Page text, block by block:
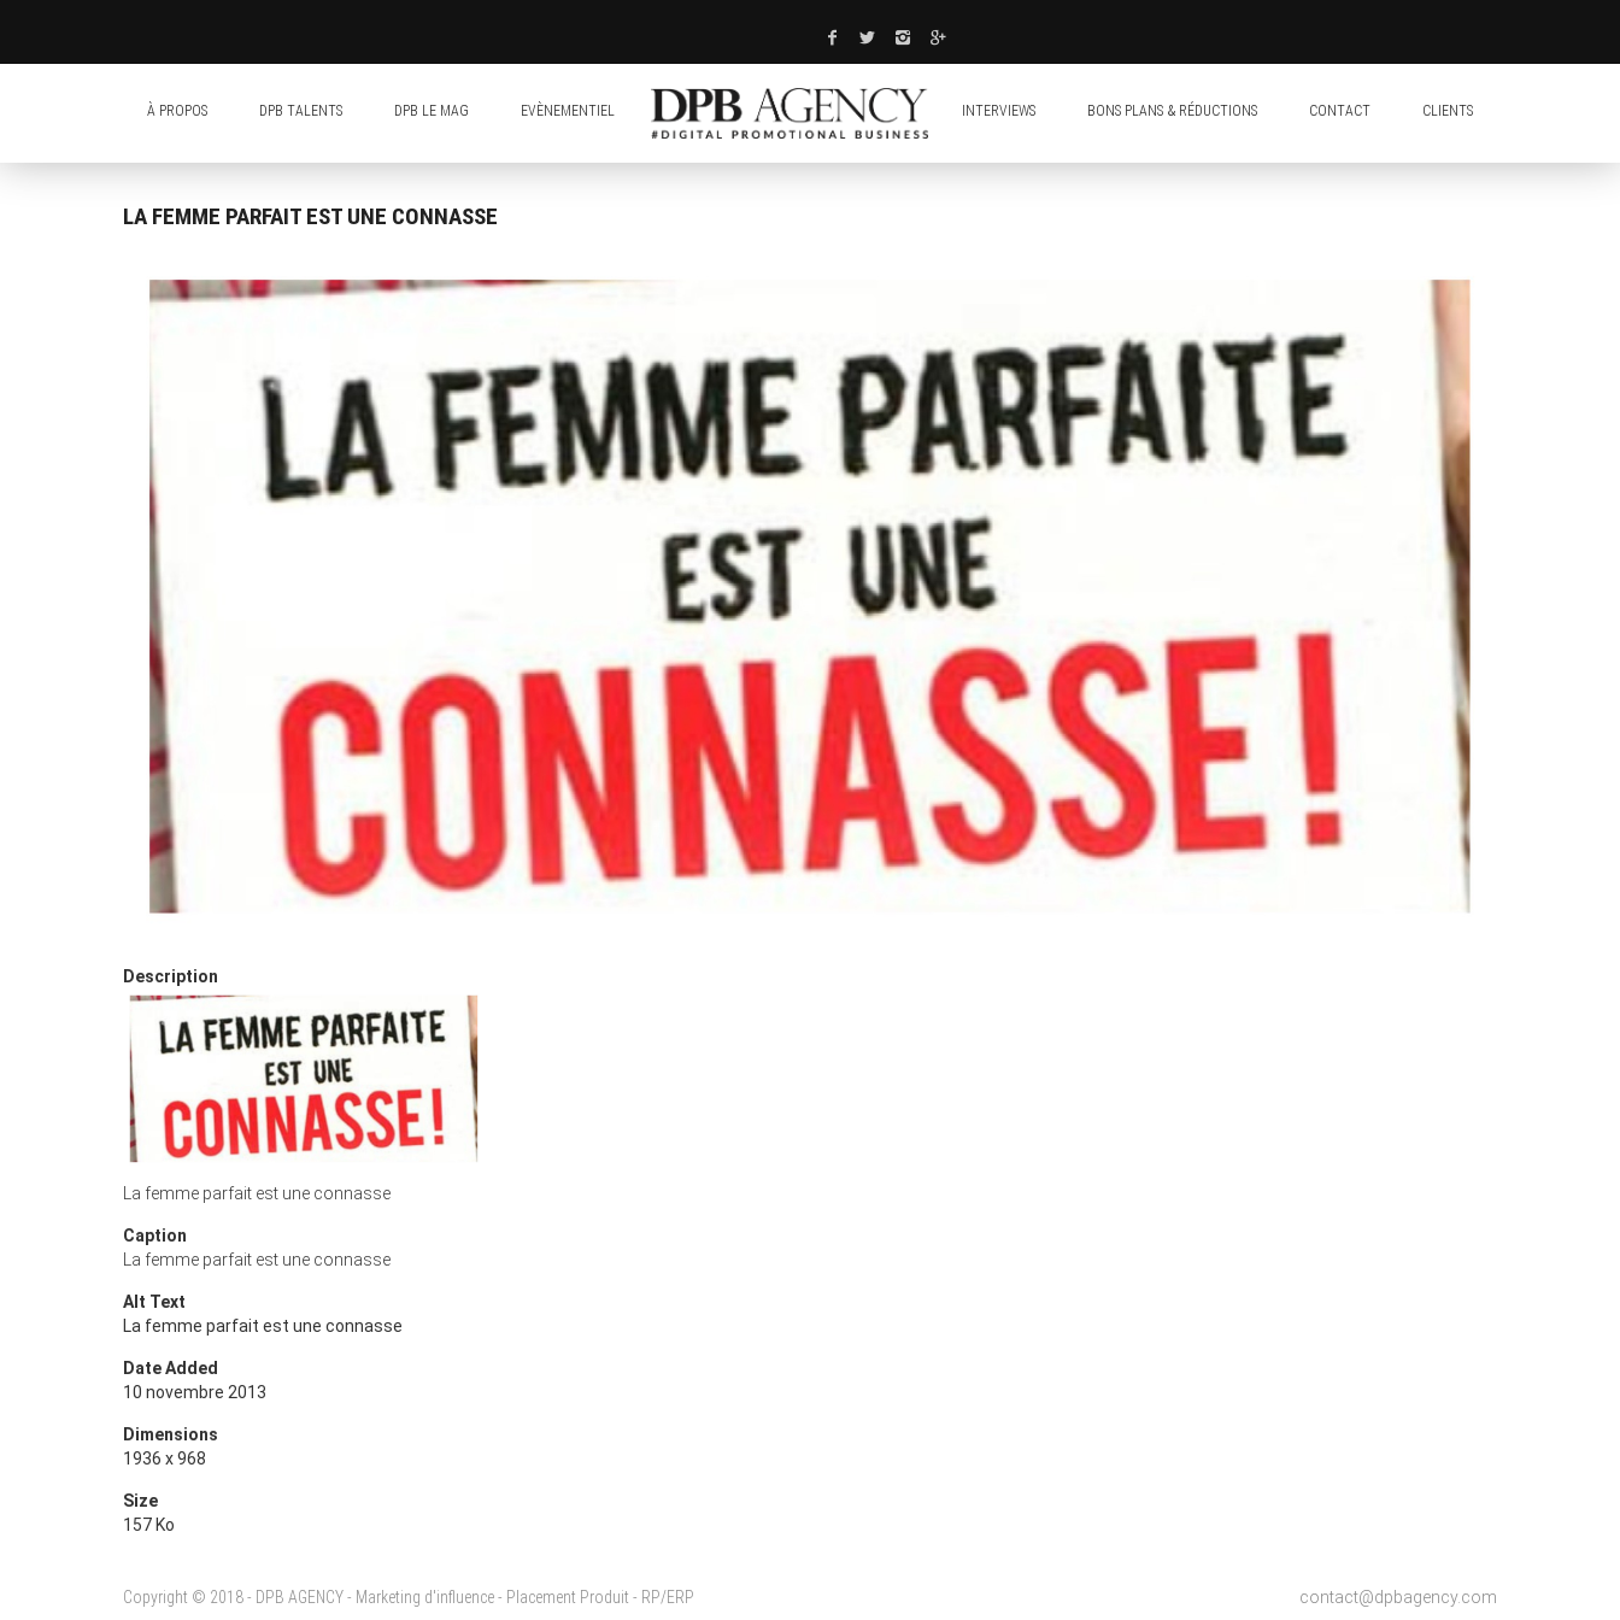
À PROPOS DPB TALENTS DPB LE MAG EVÈNEMENTIEL INTERVIEWS BONS PLANS & RÉDUCTIONS CONTACT CLIENTS
LA FEMME PARFAIT EST UNE CONNASSE
Description
La femme parfait est une connasse
Caption
La femme parfait est une connasse
Alt Text
La femme parfait est une connasse
Date Added
10 novembre 2013
Dimensions
1936 x 968
Size
157 Ko
Copyright © 2018 - DPB AGENCY - Marketing d'influence - Placement Produit - RP/ERP contact@dpbagency.com